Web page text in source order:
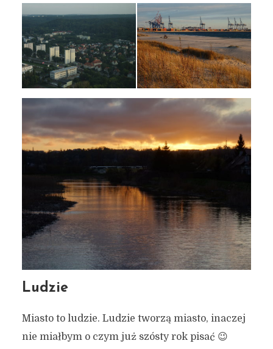
Ludzie
Miasto to ludzie. Ludzie tworzą miasto, inaczej
nie miałbym o czym już szósty rok pisać 😉